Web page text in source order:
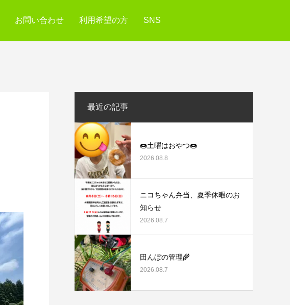
お問い合わせ 利用希望の方 SNS
最近の記事
🍩土曜はおやつ🍩
2026.08.8
ニコちゃん弁当、夏季休暇のお
知らせ
2026.08.7
田んぼの管理🌾
2026.08.7